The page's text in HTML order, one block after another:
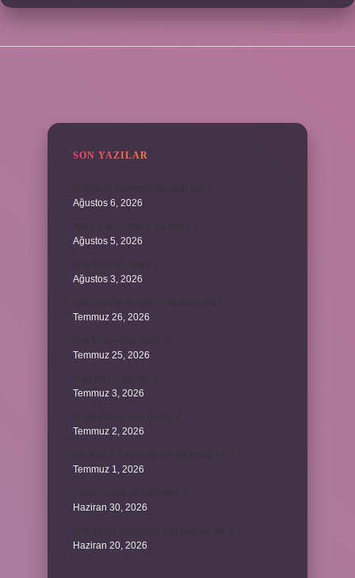
SON YAZILAR
Ağustos 6, 2026
Ağustos 5, 2026
Ağustos 3, 2026
Temmuz 26, 2026
Temmuz 25, 2026
Temmuz 3, 2026
Temmuz 2, 2026
Temmuz 1, 2026
Haziran 30, 2026
Haziran 20, 2026